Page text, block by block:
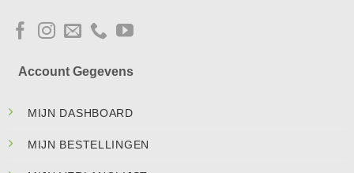
Account Gegevens
MIJN DASHBOARD
MIJN BESTELLINGEN